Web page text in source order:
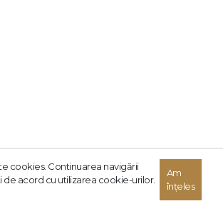
cookies. Continuarea navigării
de acord cu utilizarea cookie-urilor.
Am
înțeles